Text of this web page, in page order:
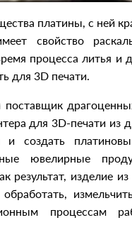
платины, с ней
свойство
процесса литья и
для 3D печати.
для 3D-печати из
создать
ювелирные
результат, изделие
процессам